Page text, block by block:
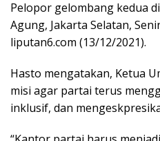
Pelopor gelombang kedua
Agung, Jakarta Selatan,
liputan6.com (13/12/2021).
Hasto mengatakan, Ketua
misi agar partai terus
inklusif, dan